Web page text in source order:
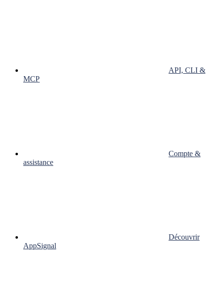
API, CLI &
MCP
Compte &
assistance
Découvrir
AppSignal